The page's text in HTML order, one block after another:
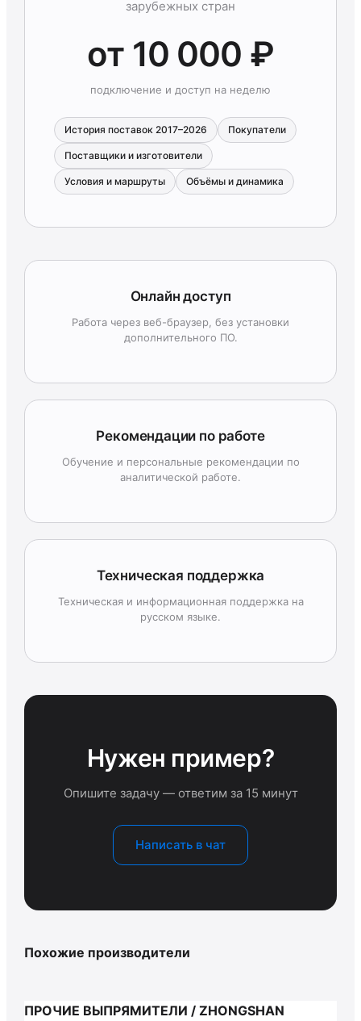
зарубежных стран
от 10 000 ₽
подключение и доступ на неделю
История поставок 2017–2026 Покупатели
Поставщики и изготовители
Условия и маршруты Объёмы и динамика
Онлайн доступ
Работа через веб-браузер, без установки
дополнительного ПО.
Рекомендации по работе
Обучение и персональные рекомендации по
аналитической работе.
Техническая поддержка
Техническая и информационная поддержка на
русском языке.
Нужен пример?
Опишите задачу — ответим за 15 минут
Написать в чат
Похожие производители
ПРОЧИЕ ВЫПРЯМИТЕЛИ / ZHONGSHAN